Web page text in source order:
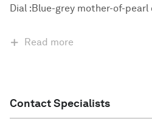
Dial :Blue-grey mother-of-
Read more
Contact Specialists